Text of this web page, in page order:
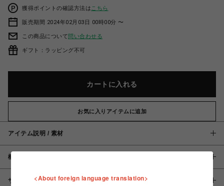
獲得ポイントの確認方法は こちら
販売期間 2024年02月03日 00時00分 〜
この商品について問い合わせる
ギフト：ラッピング不可
カートに入れる
お気に入りアイテムに追加
アイテム説明 / 素材
概要
サイズ <About foreign language translation>